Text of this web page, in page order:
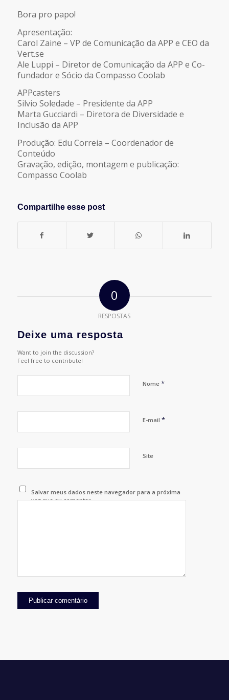
Bora pro papo!
Apresentação:
Carol Zaine – VP de Comunicação da APP e CEO da
Vert.se
Ale Luppi – Diretor de Comunicação da APP e Co-
fundador e Sócio da Compasso Coolab
APPcasters
Silvio Soledade – Presidente da APP
Marta Gucciardi – Diretora de Diversidade e
Inclusão da APP
Produção: Edu Correia – Coordenador de
Conteúdo
Gravação, edição, montagem e publicação:
Compasso Coolab
Compartilhe esse post
0
RESPOSTAS
Deixe uma resposta
Want to join the discussion?
Feel free to contribute!
Nome *
E-mail *
Site
Salvar meus dados neste navegador para a próxima
vez que eu comentar.